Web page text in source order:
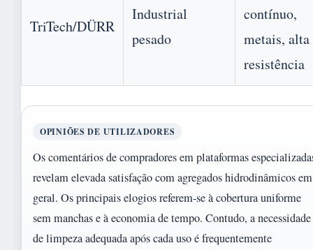
TriTech/DÜRR
Industrial
pesado
contínuo,
metais, alta
resistência
OPINIÕES DE UTILIZADORES
Os comentários de compradores em plataformas
revelam elevada satisfação com agregados hidrodinâmicos em
geral. Os principais elogios referem-se à cobertura uniforme
sem manchas e à economia de tempo. Contudo, a necessidade
de limpeza adequada após cada uso é frequentemente